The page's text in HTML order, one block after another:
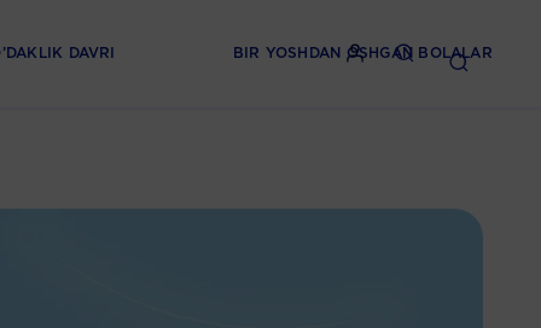
DAVRI BIR YOSHDAN OSHGAN BOLALAR